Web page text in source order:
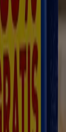
Málaga
Cáceres
de
Coviran en
en Trujillo
Coviran en
Pedro de